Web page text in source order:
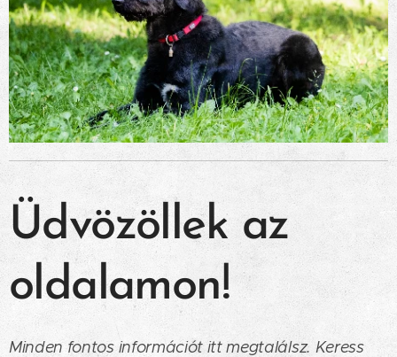
Üdvözöllek az
oldalamon!
Minden fontos információt itt megtalálsz. Keress